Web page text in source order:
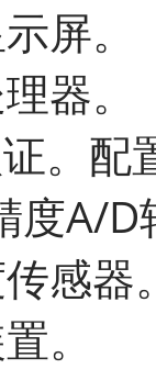
屏。
器。
。
度A/D
感器
。